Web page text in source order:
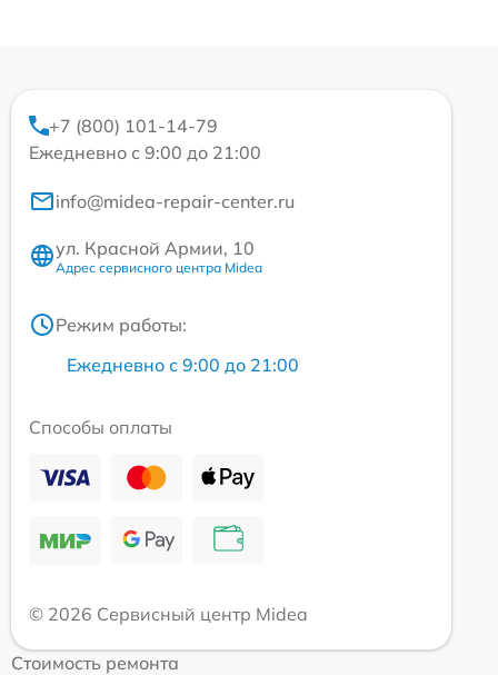
+7 (800) 101-14-79
Ежедневно с 9:00 до 21:00
info@midea-repair-center.ru
ул. Красной Армии, 10
Адрес сервисного центра Midea
Режим работы:
Ежедневно с 9:00 до 21:00
Способы оплаты
© 2026 Сервисный центр Midea
Стоимость ремонта